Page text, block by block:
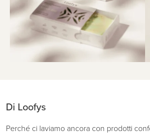
Di Loofys
Perché ci laviamo ancora con prodotti